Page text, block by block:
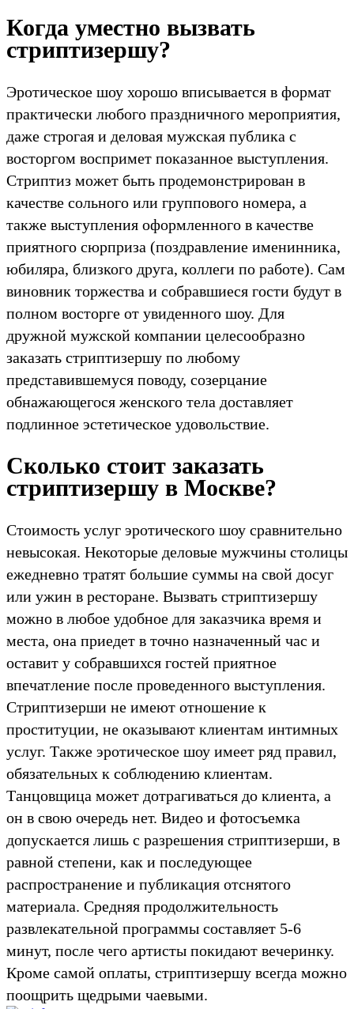
Когда уместно вызвать
стриптизершу?
Эротическое шоу хорошо вписывается в формат
практически любого праздничного мероприятия,
даже строгая и деловая мужская публика с
восторгом воспримет показанное выступления.
Стриптиз может быть продемонстрирован в
качестве сольного или группового номера, а
также выступления оформленного в качестве
приятного сюрприза (поздравление именинника,
юбиляра, близкого друга, коллеги по работе). Сам
виновник торжества и собравшиеся гости будут в
полном восторге от увиденного шоу. Для
дружной мужской компании целесообразно
заказать стриптизершу по любому
представившемуся поводу, созерцание
обнажающегося женского тела доставляет
подлинное эстетическое удовольствие.
Сколько стоит заказать
стриптизершу в Москве?
Стоимость услуг эротического шоу сравнительно
невысокая. Некоторые деловые мужчины столицы
ежедневно тратят большие суммы на свой досуг
или ужин в ресторане. Вызвать стриптизершу
можно в любое удобное для заказчика время и
места, она приедет в точно назначенный час и
оставит у собравшихся гостей приятное
впечатление после проведенного выступления.
Стриптизерши не имеют отношение к
проституции, не оказывают клиентам интимных
услуг. Также эротическое шоу имеет ряд правил,
обязательных к соблюдению клиентам.
Танцовщица может дотрагиваться до клиента, а
он в свою очередь нет. Видео и фотосъемка
допускается лишь с разрешения стриптизерши, в
равной степени, как и последующее
распространение и публикация отснятого
материала. Средняя продолжительность
развлекательной программы составляет 5-6
минут, после чего артисты покидают вечеринку.
Кроме самой оплаты, стриптизершу всегда можно
поощрить щедрыми чаевыми.